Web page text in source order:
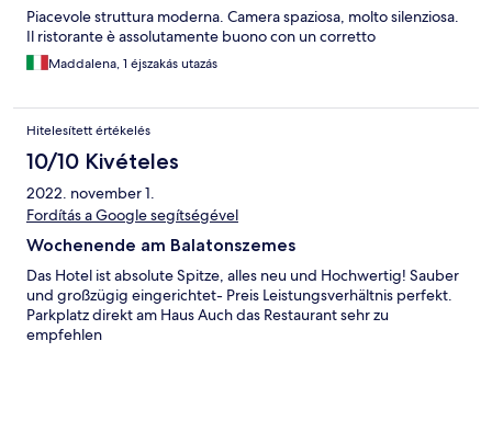
Piacevole struttura moderna. Camera spaziosa, molto silenziosa.
Il ristorante è assolutamente buono con un corretto
Maddalena, 1 éjszakás utazás
Hitelesített értékelés
10/10 Kivételes
2022. november 1.
Fordítás a Google segítségével
Wochenende am Balatonszemes
Das Hotel ist absolute Spitze, alles neu und Hochwertig! Sauber
und großzügig eingerichtet- Preis Leistungsverhältnis perfekt.
Parkplatz direkt am Haus Auch das Restaurant sehr zu
empfehlen